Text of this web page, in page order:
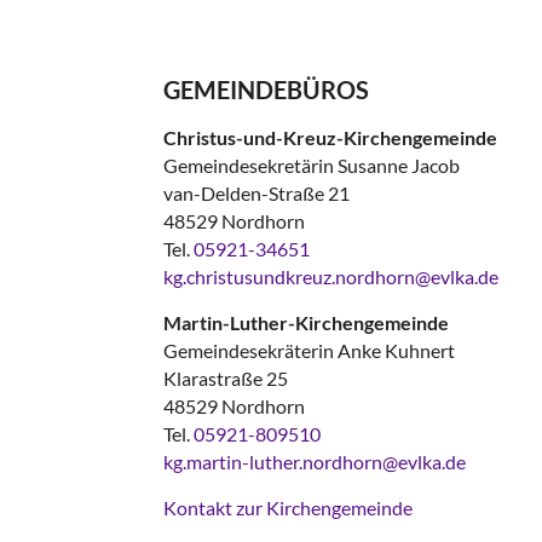
GEMEINDEBÜROS
Christus-und-Kreuz-Kirchengemeinde
Gemeindesekretärin Susanne Jacob
van-Delden-Straße 21
48529 Nordhorn
Tel. 05921-34651
kg.christusundkreuz.nordhorn@evlka.de
Martin-Luther-Kirchengemeinde
Gemeindesekräterin Anke Kuhnert
Klarastraße 25
48529 Nordhorn
Tel. 05921-809510
kg.martin-luther.nordhorn@evlka.de
Kontakt zur Kirchengemeinde